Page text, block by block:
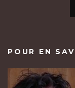
POUR EN